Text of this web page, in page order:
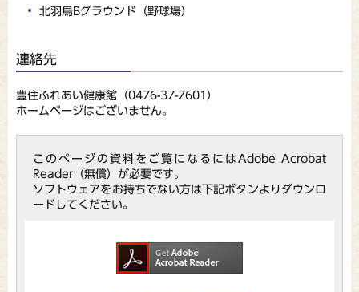
北羽鳥Bグラウンド（野球場）
連絡先
豊住ふれあい健康館（0476-37-7601）
ホームページはございません。
このページの資料をご覧になるにはAdobe Acrobat
Reader（無償）が必要です。
ソフトウェアをお持ちでない方は下記ボタンよりダウンロ
ードしてください。